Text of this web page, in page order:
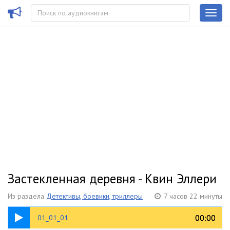
Застекленная деревня - Квин Эллери
Из раздела Детективы, боевики, триллеры 7 часов 22 минуты
01_01_01 00:00
00:00
05:02